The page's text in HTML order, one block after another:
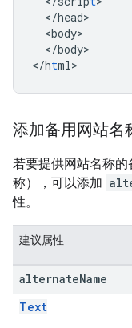
</head
<body
</body>
</html>
添加备用网站名
若要提供网站名称
称），可以添加
性。
建议属性
alternateName
Text